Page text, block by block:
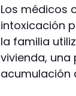
Los médicos
intoxicación
la familia
vivienda,
acumulación